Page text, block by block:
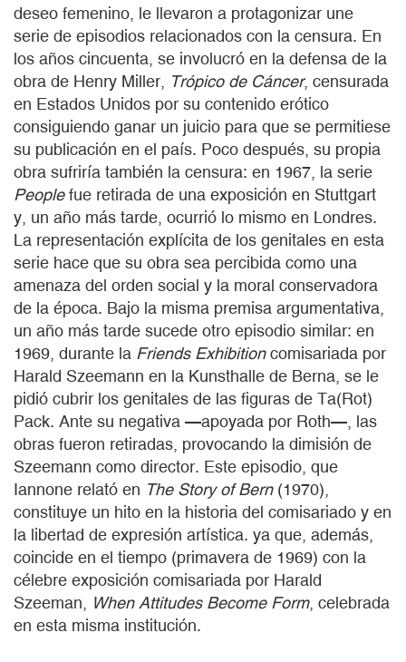
deseo femenino, le llevaron a protagonizar une
serie de episodios relacionados con la censura. En
los años cincuenta, se involucró en la defensa de la
obra de Henry Miller,
Trópico de Cáncer, censurada
en Estados Unidos por su contenido erótico
consiguiendo ganar un juicio para que se permitiese
su publicación en el país. Poco después, su propia
obra sufriría también la censura: en 1967, la serie
Peoplefue retirada de una exposición en Stuttgart
y, un año más tarde, ocurrió lo mismo en Londres.
La representación explícita de los genitales en esta
serie hace que su obra sea percibida como una
amenaza del orden social y la moral conservadora
de la época. Bajo la misma premisa argumentativa,
un año más tarde sucede otro episodio similar: en
1969, durante la Friends Exhibitioncomisariada por
Harald Szeemann en la Kunsthalle de Berna, se le
pidió cubrir los genitales de las figuras de Ta(Rot)
Pack. Ante su negativa —apoyada por Roth—, las
obras fueron retiradas, provocando la dimisión de
Szeemann como director. Este episodio, que
Iannone relató en The Story of Bern(1970),
constituye un hito en la historia del comisariado y en
la libertad de expresión artística. ya que, además,
coincide en el tiempo (primavera de 1969) con la
célebre exposición comisariada por Harald
Szeeman,
When Attitudes Become Form, celebrada
en esta misma institución.